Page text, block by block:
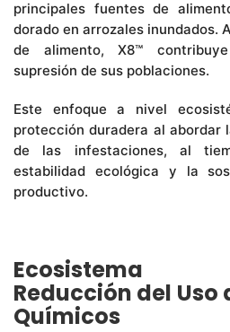
principales fuentes de
dorado en arrozales inundados.
de alimento, X8™
supresión de sus poblaciones.
Este enfoque a nivel
protección duradera al abordar
de las infestaciones, al
estabilidad ecológica y la
productivo.
Ecosistema
Reducción del
Químicos